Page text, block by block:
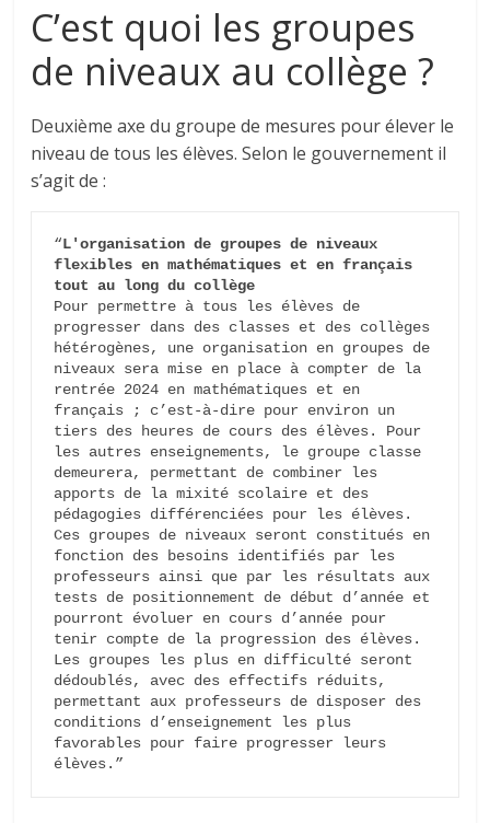
C’est quoi les groupes
de niveaux au collège ?
Deuxième axe du groupe de mesures pour élever le
niveau de tous les élèves. Selon le gouvernement il
s’agit de :
“L'organisation de groupes de niveaux
flexibles en mathématiques et en français
tout au long du collège
Pour permettre à tous les élèves de
progresser dans des classes et des collèges
hétérogènes, une organisation en groupes de
niveaux sera mise en place à compter de la
rentrée 2024 en mathématiques et en
français ; c’est-à-dire pour environ un
tiers des heures de cours des élèves. Pour
les autres enseignements, le groupe classe
demeurera, permettant de combiner les
apports de la mixité scolaire et des
pédagogies différenciées pour les élèves.
Ces groupes de niveaux seront constitués en
fonction des besoins identifiés par les
professeurs ainsi que par les résultats aux
tests de positionnement de début d’année et
pourront évoluer en cours d’année pour
tenir compte de la progression des élèves.
Les groupes les plus en difficulté seront
dédoublés, avec des effectifs réduits,
permettant aux professeurs de disposer des
conditions d’enseignement les plus
favorables pour faire progresser leurs
élèves.”